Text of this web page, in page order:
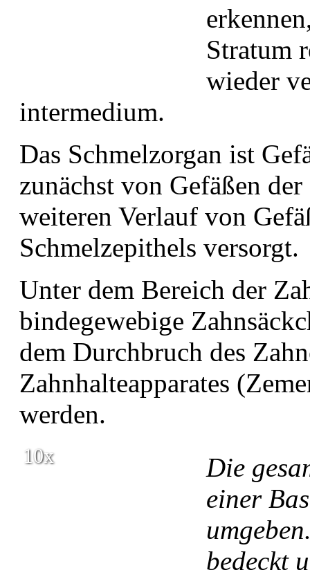
Stratum
wieder
intermedium.
Das Schmelzorgan ist
zunächst von Gefäßen
weiteren Verlauf von
Schmelzepithels versorgt.
Unter dem Bereich der
bindegewebige
dem Durchbruch des
Zahnhalteapparates
werden.
10x
Die
einer
bedeckt